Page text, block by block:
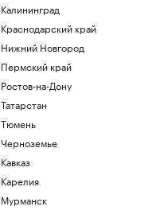
Калининград
Краснодарский край
Нижний Новгород
Пермский край
Ростов-на-Дону
Татарстан
Тюмень
Черноземье
Кавказ
Карелия
Мурманск